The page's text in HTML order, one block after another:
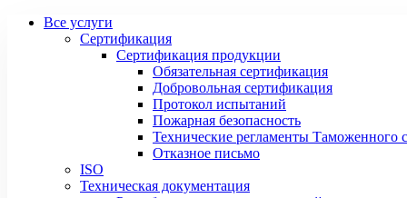
Все услуги
Сертификация
Сертификация продукции
Обязательная сертификация
Добровольная сертификация
Протокол испытаний
Пожарная безопасность
Технические регламенты Таможенного
Отказное письмо
ISO
Техническая документация